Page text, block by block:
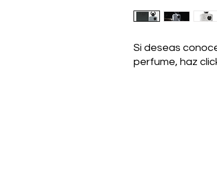
Si deseas
perfume, haz